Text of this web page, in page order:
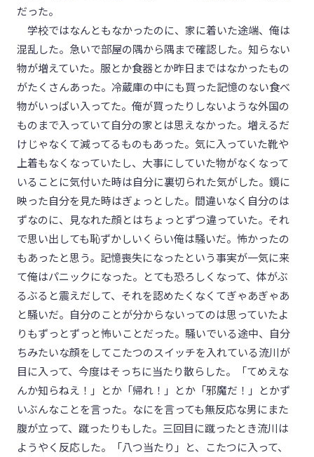
だった。
学校ではなんともなかったのに、家に着いた途端、俺は
混乱した。急いで部屋の隅から隅まで確認した。知らない
物が増えていた。服とか食器とか昨日まではなかったもの
がたくさんあった。冷蔵庫の中にも買った記憶のない食べ
物がいっぱい入ってた。俺が買ったりしないような外国の
ものまで入っていて自分の家とは思えなかった。増えるだ
けじゃなくて減ってるものもあった。気に入っていた靴や
上着もなくなっていたし、大事にしていた物がなくなって
いることに気付いた時は自分に裏切られた気がした。鏡に
映った自分を見た時はぎょっとした。間違いなく自分のは
ずなのに、見なれた顔とはちょっとずつ違っていた。それ
で思い出しても恥ずかしいくらい俺は騒いだ。怖かったの
もあったと思う。記憶喪失になったという事実が一気に来
て俺はパニックになった。とても恐ろしくなって、体がぶ
るぶると震えだして、それを認めたくなくてぎゃあぎゃあ
と騒いだ。自分のことが分からないってのは思っていたよ
りもずっとずっと怖いことだった。騒いでいる途中、自分
ちみたいな顔をしてこたつのスイッチを入れている流川が
目に入って、今度はそっちに当たり散らした。「てめえな
んか知らねえ！」とか「帰れ！」とか「邪魔だ！」とかず
いぶんなことを言った。なにを言っても無反応な男にまた
腹が立って、蹴ったりもした。三回目に蹴ったとき流川は
ようやく反応した。「八つ当たり」と、こたつに入って、